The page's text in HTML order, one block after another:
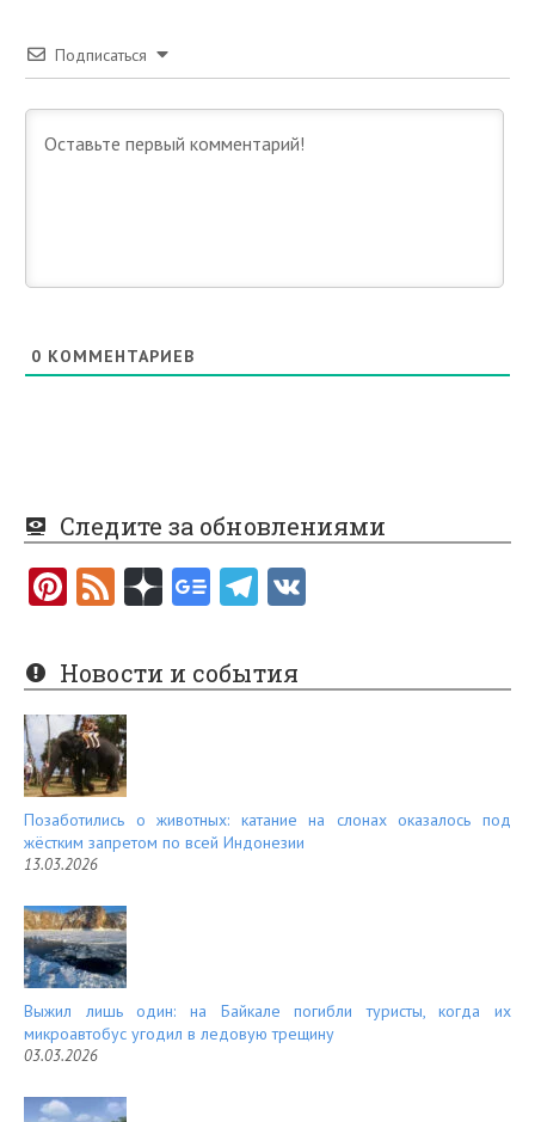
Подписаться
0 КОММЕНТАРИЕВ
Следите за обновлениями
Pi
er
es
t
F
e
d
Новости и события
Позаботились о животных: катание на слонах оказалось под
жёстким запретом по всей Индонезии
13.03.2026
Выжил лишь один: на Байкале погибли туристы, когда их
микроавтобус угодил в ледовую трещину
03.03.2026